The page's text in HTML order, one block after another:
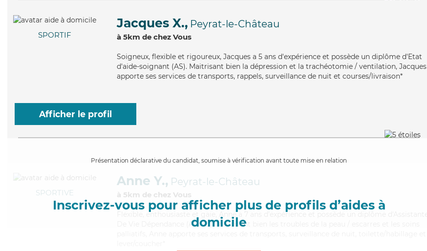
SPORTIF
Jacques X., Peyrat-le-Château
à 5km de chez Vous
Soigneux, flexible et rigoureux, Jacques a 5 ans d'expérience et possède un diplôme d'Etat
d'aide-soignant (AS). Maitrisant bien la dépression et la trachéotomie / ventilation, Jacques
apporte ses services de transports, rappels, surveillance de nuit et courses/livraison*
Afficher le profil
Présentation déclarative du candidat, soumise à vérification avant toute mise en relation
Inscrivez-vous pour afficher plus de profils d’aides à
domicile
SPORTIVE
Anne Y., Peyrat-le-Château
à 5km de chez Vous
, enthousiaste et gaie, Anne a 7 ans d'expérience et possède un diplôme d'Assistante
De Vie Dépendance (ADVD). Maitrisant bien les troubles de la peau / escarres et les soins